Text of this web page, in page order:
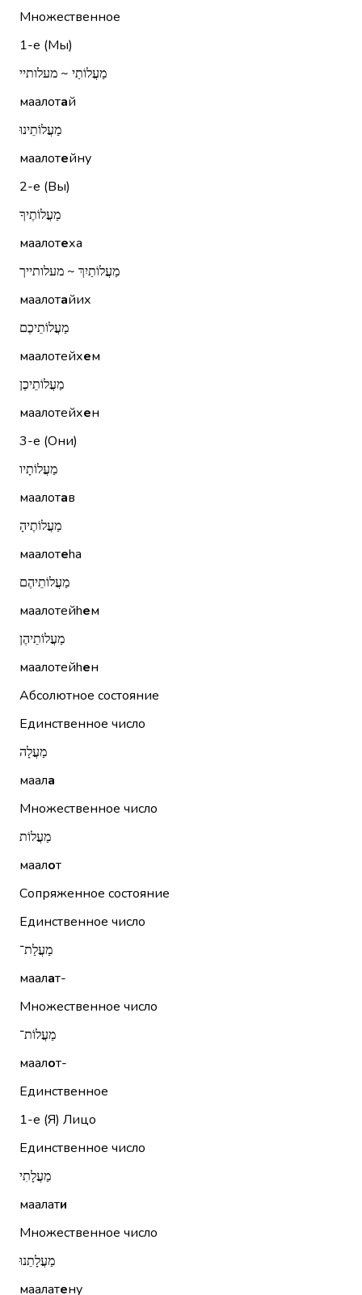
Множественное
1-е (Мы)
מַעֲלוֹתַי ~ מעלותיי
маалотай
מַעֲלוֹתֵינוּ
маалотейну
2-е (Вы)
מַעֲלוֹתֶיךָ
маалотеха
מַעֲלוֹתַיִךְ ~ מעלותייך
маалотайих
מַעֲלוֹתֵיכֶם
маалотейхем
מַעֲלוֹתֵיכֶן
маалотейхен
3-е (Они)
מַעֲלוֹתָיו
маалотав
מַעֲלוֹתֶיהָ
маалотеhа
מַעֲלוֹתֵיהֶם
маалотейhем
מַעֲלוֹתֵיהֶן
маалотейhен
Абсолютное состояние
Единственное число
מַעֲלָה
маала
Множественное число
מַעֲלוֹת
маалот
Сопряженное состояние
Единственное число
מַעֲלַת־
маалат-
Множественное число
מַעֲלוֹת־
маалот-
Единственное
1-е (Я) Лицо
Единственное число
מַעֲלָתִי
маалати
Множественное число
מַעֲלָתֵנוּ
маалатену